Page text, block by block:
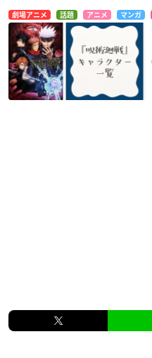
劇場アニメ 話題 アニメ マンガ